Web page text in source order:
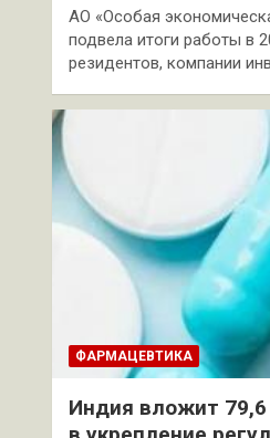
АО «Особая
подвела итоги работы в
резидентов, компании
ФАРМАЦЕВТИКА
Индия вложит